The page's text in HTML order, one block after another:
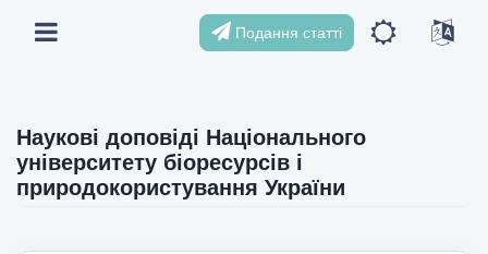
Подання статті
Наукові доповіді Національного
університету біоресурсів і
природокористування України